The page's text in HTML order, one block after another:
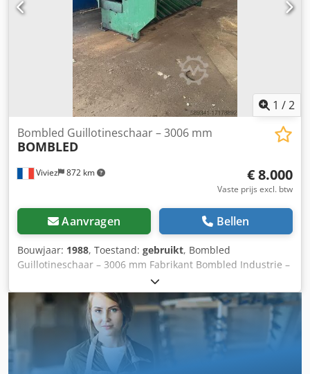
1 /2
Viviez 872 km
Bombled Guillotineschaar – 3006 mm
BOMBLED
€ 8.000
Vaste prijs excl. btw
Aanvragen Bellen
Bouwjaar: 1988, Toestand: gebruikt, Bombled
Guillotineschaar – 3006 mm Fabrikant Bombled Industrie –
Frankrijk Type Gemotoriseerde guillotineschaar – model
CAFRA Industriële Toepassingen Knippen van plaatstaal in
ketelbouw, metaalwerkplaatsen, industrieel onderhoud,
productielijnen en plaatbewerkingsprocessen.
Belangrijkste Technische Specificaties: - Maximale
snijlengte: 3050 mm - Model: 3006 - Type: CAFRA -
Ingebruikname: circa 1987 - Aandrijving: gemotoriseerd